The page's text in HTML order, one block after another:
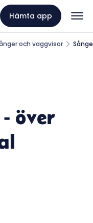
Hämta app
och vaggvisor
över